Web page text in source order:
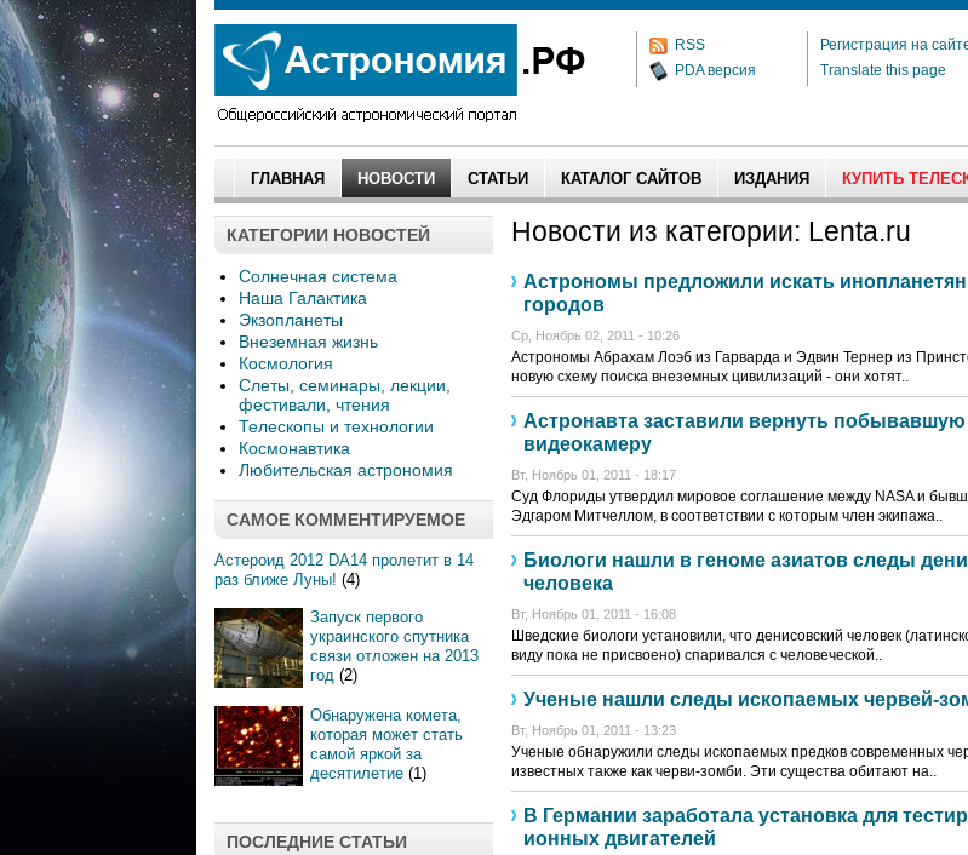
RSS
PDA версия
Регистрация на
Translate this page
ГЛАВНАЯ НОВОСТИ СТАТЬИ КАТАЛОГ САЙТОВ ИЗДАНИЯ КУПИТЬ
КАТЕГОРИИ НОВОСТЕЙ
Солнечная система
Наша Галактика
Экзопланеты
Внеземная жизнь
Космология
Слеты, семинары, лекции,
фестивали, чтения
Телескопы и технологии
Космонавтика
Любительская астрономия
САМОЕ КОММЕНТИРУЕМОЕ
Астероид 2012 DA14 пролетит в 14
раз ближе Луны! (4)
Запуск первого
украинского спутника
связи отложен на 2013
год (2)
Обнаружена комета,
которая может стать
самой яркой за
десятилетие (1)
ПОСЛЕДНИЕ СТАТЬИ
Новости из категории: Lenta.ru
Астрономы предложили искать инопланетян
городов
Ср, Ноябрь 02, 2011 - 10:26
Астрономы Абрахам Лоэб из Гарварда и Эдвин Тернер из
новую схему поиска внеземных цивилизаций - они хотят..
Астронавта заставили вернуть
видеокамеру
Вт, Ноябрь 01, 2011 - 18:17
Суд Флориды утвердил мировое соглашение между NASA и
Эдгаром Митчеллом, в соответствии с которым член экипажа..
Биологи нашли в геноме азиатов следы
человека
Вт, Ноябрь 01, 2011 - 16:08
Шведские биологи установили, что денисовский человек
виду пока не присвоено) спаривался с человеческой..
Ученые нашли следы ископаемых червей-
Вт, Ноябрь 01, 2011 - 13:23
Ученые обнаружили следы ископаемых предков современных
известных также как черви-зомби. Эти существа обитают на..
В Германии заработала установка для
ионных двигателей